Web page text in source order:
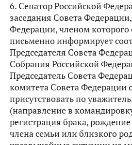
6. Сенатор Российской
заседания Совета
Федерации, членом которого
письменно информирует
Председателя Совета
Собрания Российской
Председатель Совета
комитета Совета Федерации
присутствовать по
(направление в
регистрация брака,
члена семьи или близкого